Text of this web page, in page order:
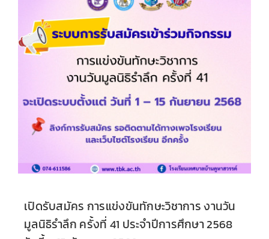
เปิดรับสมัคร การแข่งขันทักษะวิชาการ งานวัน
มูลนิธิรำลึก ครั้งที่ 41 ประจำปีการศึกษา 2568